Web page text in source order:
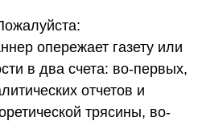
опережает газету или
в два счета: во-первых,
отчетов и
трясины, во-